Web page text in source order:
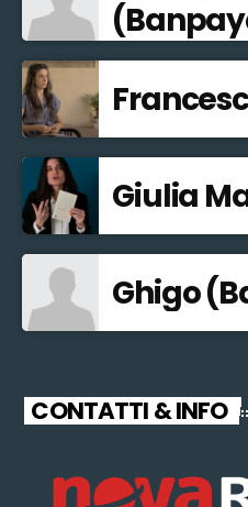
Giulia
Ghigo
CONTATTI & INFO